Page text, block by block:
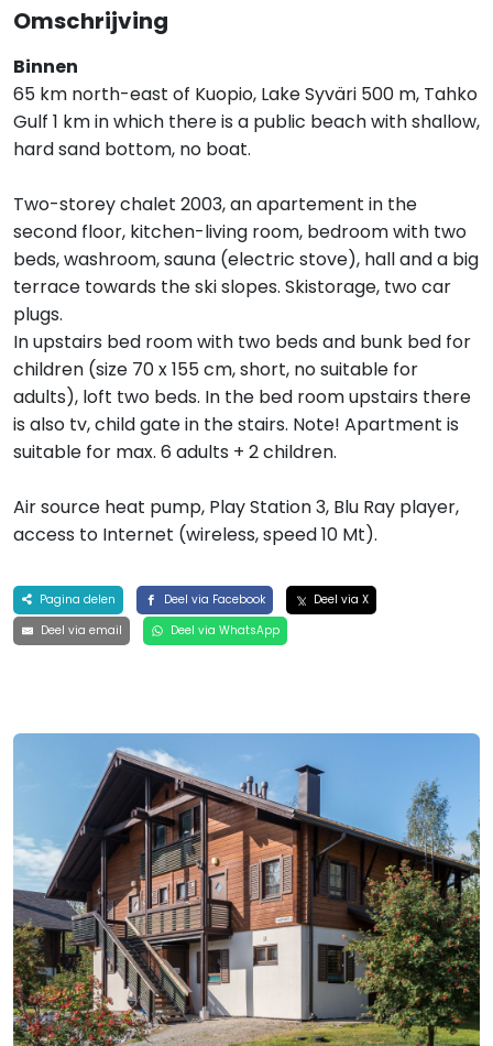
Omschrijving
Binnen
65 km north-east of Kuopio, Lake Syväri 500 m, Tahko
Gulf 1 km in which there is a public beach with shallow,
hard sand bottom, no boat.
Two-storey chalet 2003, an apartement in the
second floor, kitchen-living room, bedroom with two
beds, washroom, sauna (electric stove), hall and a big
terrace towards the ski slopes. Skistorage, two car
plugs.
In upstairs bed room with two beds and bunk bed for
children (size 70 x 155 cm, short, no suitable for
adults), loft two beds. In the bed room upstairs there
is also tv, child gate in the stairs. Note! Apartment is
suitable for max. 6 adults + 2 children.
Air source heat pump, Play Station 3, Blu Ray player,
access to Internet (wireless, speed 10 Mt).
Pagina delen Deel via Facebook
Deel via X
Deel via email
Deel via WhatsApp